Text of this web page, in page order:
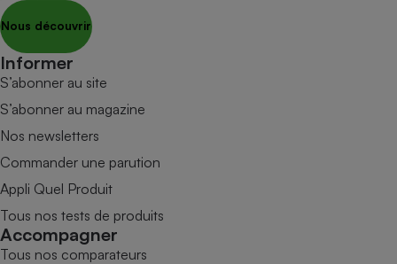
Nous découvrir
Informer
S’abonner au site
S’abonner au magazine
Nos newsletters
Commander une parution
Appli Quel Produit
Tous nos tests de produits
Accompagner
Tous nos comparateurs